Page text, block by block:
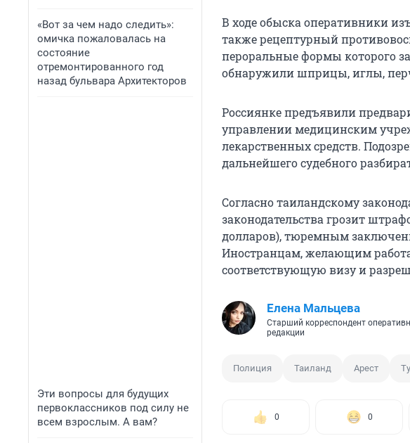
«Вот за чем надо следить»:
омичка пожаловалась на
состояние
отремонтированного год
назад бульвара Архитекторов
Эти вопросы для будущих
первоклассников под силу не
всем взрослым. А вам?
В ходе обыска оперативники
также рецептурный
пероральные формы которого
обнаружили шприцы, иглы,
Россиянке предъявили
управлении медицинским
лекарственных средств.
дальнейшего судебного
Согласно таиландскому
законодательства грозит
долларов), тюремным
Иностранцам, желающим
соответствующую визу и
Елена Мальцева
Старший корреспондент
редакции
Полиция Таиланд Арест
0 0